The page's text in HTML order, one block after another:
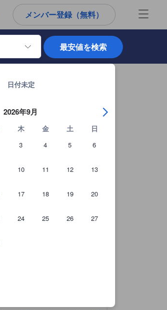
メンバー登録（無料）
ン日とチェックアウト日を移動します。エンターキ
日付未定
2026年9月
木 金 土 日
3 4 5 6
10 11 12 13
17 18 19 20
24 25 26 27
最安値を検索
るユーザーにとっても参考となる信頼できる情報